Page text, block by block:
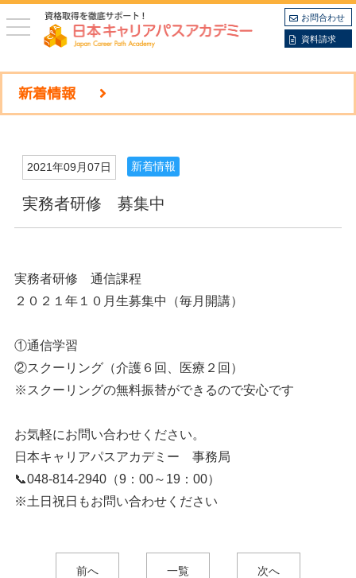
toggle
navigation
お問合わせ
資料請求
新着情報
2021年09月07日 新着情報
実務者研修 募集中
実務者研修 通信課程
２０２１年１０月生募集中（毎月開講）
①通信学習
②スクーリング（介護６回、医療２回）
※スクーリングの無料振替ができるので安心です
お気軽にお問い合わせください。
日本キャリアパスアカデミー 事務局
📞048-814-2940（9：00～19：00）
※土日祝日もお問い合わせください
前へ 一覧 次へ